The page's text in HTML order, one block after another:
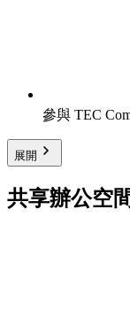
參與 TEC
展開
共享辦公空